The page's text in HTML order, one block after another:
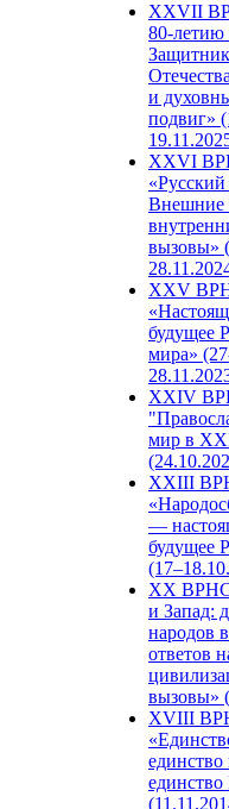
ХХVII
80-
и
подвиг»
XXVI
Внешние
вызовы»
XXV
будущее
мира»
XXIV
мир в
XXIII
—
будущее
XX ВРНС
и Запад:
народов
ответов
вызовы»
XVIII
единство
единство